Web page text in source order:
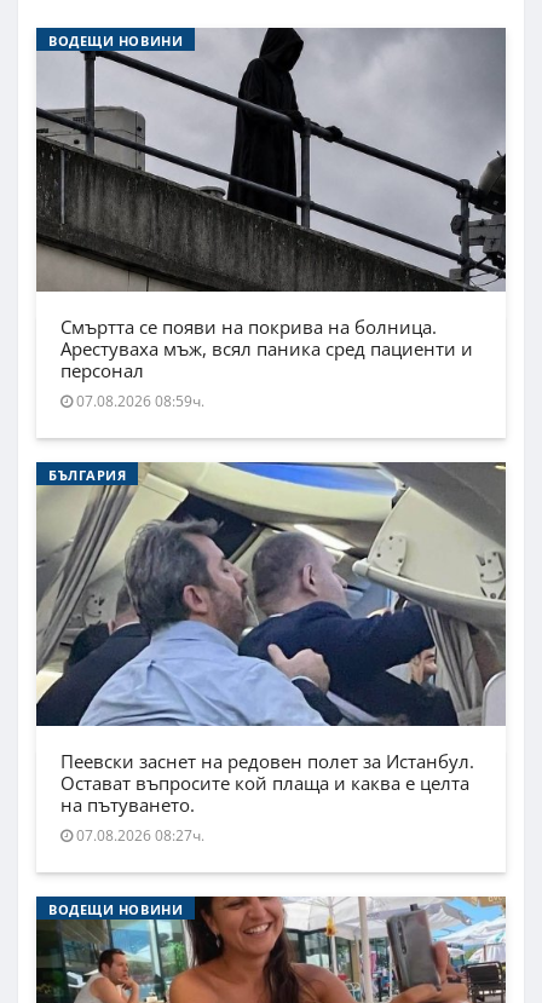
ВОДЕЩИ НОВИНИ
Смъртта се появи на покрива на болница.
Арестуваха мъж, всял паника сред пациенти и
персонал
07.08.2026 08:59ч.
БЪЛГАРИЯ
Пеевски заснет на редовен полет за Истанбул.
Остават въпросите кой плаща и каква е целта
на пътуването.
07.08.2026 08:27ч.
ВОДЕЩИ НОВИНИ